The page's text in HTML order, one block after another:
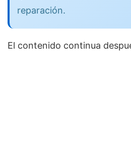
reparación.
El contenido continua